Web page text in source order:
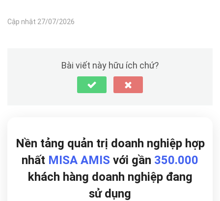
Cập nhật 27/07/2026
Bài viết này hữu ích chứ?
Nền tảng quản trị doanh nghiệp hợp
nhất MISA AMIS với gần 350.000
khách hàng doanh nghiệp đang
sử dụng